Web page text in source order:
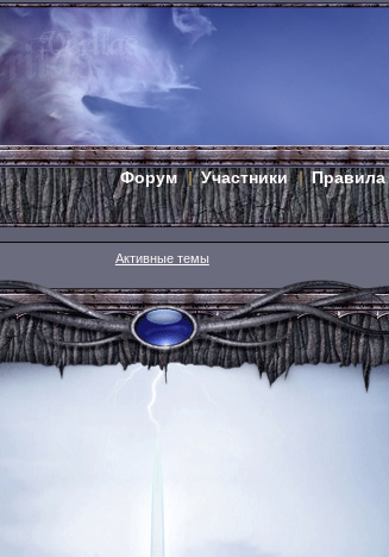
Форум Участники Правила
Активные темы